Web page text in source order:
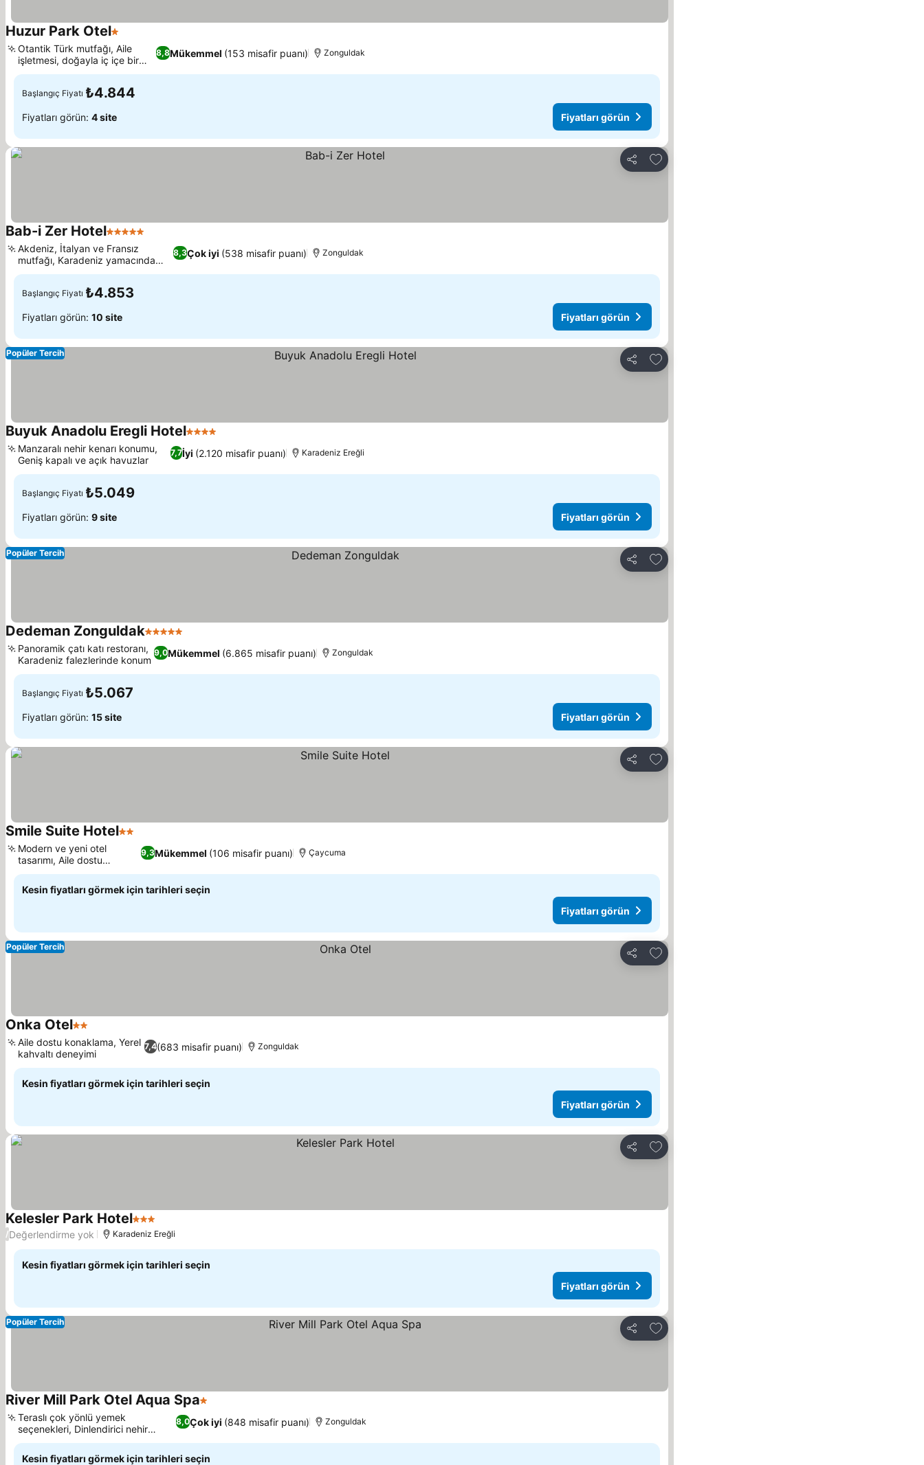
Huzur Park Otel1 Yıldız
8,8Mükemmel (153 misafir puanı)
Otantik Türk mutfağı, Aile
işletmesi, doğayla iç içe bir
kaçış
Zonguldak
Başlangıç Fiyatı ₺4.844
Fiyatları görün: 4 site Fiyatları görün
Paylaş
Favorilerime ekle
Bab-i Zer Hotel5 Yıldız
8,3Çok iyi (538 misafir puanı)
Akdeniz, İtalyan ve Fransız
mutfağı, Karadeniz yamacında
konum
Zonguldak
Başlangıç Fiyatı ₺4.853
Fiyatları görün: 10 site Fiyatları görün
Paylaş
Favorilerime ekle
Popüler Tercih
Buyuk Anadolu Eregli Hotel4 Yıldız
7,7İyi (2.120 misafir puanı)
Manzaralı nehir kenarı konumu,
Geniş kapalı ve açık havuzlar
Karadeniz Ereğli
Başlangıç Fiyatı ₺5.049
Fiyatları görün: 9 site Fiyatları görün
Paylaş
Favorilerime ekle
Popüler Tercih
Dedeman Zonguldak5 Yıldız
9,0Mükemmel (6.865 misafir puanı)
Panoramik çatı katı restoranı,
Karadeniz falezlerinde konum
Zonguldak
Başlangıç Fiyatı ₺5.067
Fiyatları görün: 15 site Fiyatları görün
Paylaş
Favorilerime ekle
Smile Suite Hotel2 Yıldız
9,3Mükemmel (106 misafir puanı)
Modern ve yeni otel
tasarımı, Aile dostu
konaklama
Çaycuma
Kesin fiyatları görmek için tarihleri seçin
Fiyatları görün
Paylaş
Favorilerime ekle
Popüler Tercih
Onka Otel2 Yıldız
7,4(683 misafir puanı)
Aile dostu konaklama, Yerel
kahvaltı deneyimi
Zonguldak
Kesin fiyatları görmek için tarihleri seçin
Fiyatları görün
Paylaş
Favorilerime ekle
Kelesler Park Hotel3 Yıldız
/Değerlendirme yok Karadeniz Ereğli
Kesin fiyatları görmek için tarihleri seçin
Fiyatları görün
Paylaş
Favorilerime ekle
Popüler Tercih
River Mill Park Otel Aqua Spa1 Yıldız
8,0Çok iyi (848 misafir puanı)
Teraslı çok yönlü yemek
seçenekleri, Dinlendirici nehir
kenarı ortamı
Zonguldak
Kesin fiyatları görmek için tarihleri seçin